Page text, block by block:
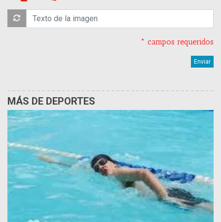
* campos requeridos
MÁS DE DEPORTES